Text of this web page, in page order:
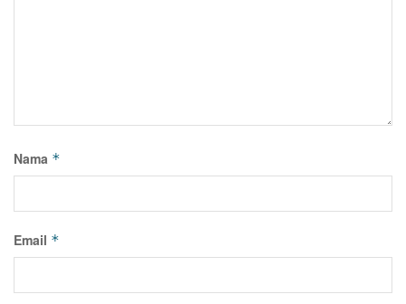
Nama *
Email *